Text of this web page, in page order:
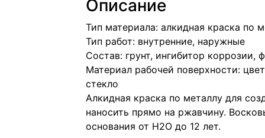
Описание
Тип материала: алкидная краска по
Тип работ: внутренние, наружные
Состав: грунт, ингибитор коррозии,
Материал рабочей поверхности:
стекло
Алкидная краска по металлу для
наносить прямо на ржавчину.
основания от H2O до 12 лет.